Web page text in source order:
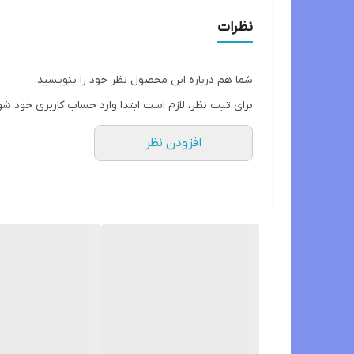
نظرات
شما هم درباره این محصول نظر خود را بنویسید.
برای ثبت نظر، لازم است ابتدا وارد حساب کاربری خود
افزودن نظر